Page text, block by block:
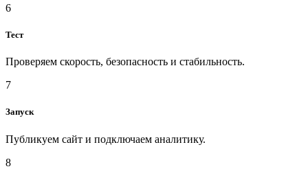
6
Тест
Проверяем скорость, безопасность и стабильность.
7
Запуск
Публикуем сайт и подключаем аналитику.
8